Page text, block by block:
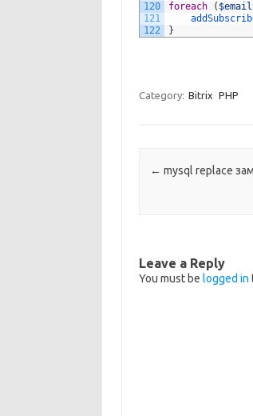
120
121
122
foreach (
}
Category: Bitrix PHP
Post navigation
← mysql replace
Leave a Reply
You must be logged in